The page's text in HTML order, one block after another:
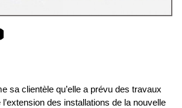
sa clientèle qu’elle a prévu des travaux
des installations de la nouvelle